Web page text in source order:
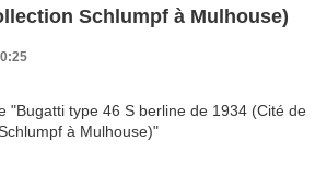
Schlumpf à Mulhouse)